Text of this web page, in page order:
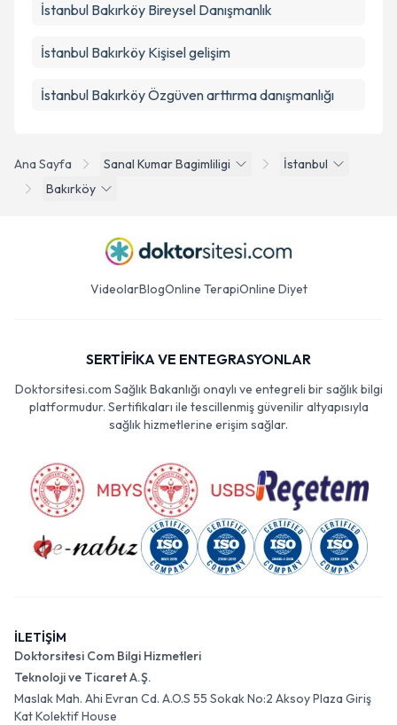
Ana Sayfa Sanal Kumar Bagimliligi
İstanbul
Bakırköy
İstanbul Bakırköy Bireysel Danışmanlık
İstanbul Bakırköy Kişisel gelişim
İstanbul Bakırköy Özgüven arttırma danışmanlığı
VideolarBlogOnline TerapiOnline Diyet
SERTİFİKA VE ENTEGRASYONLAR
Doktorsitesi.com Sağlık Bakanlığı onaylı ve entegreli bir sağlık bilgi
platformudur. Sertifikaları ile tescillenmiş güvenilir altyapısıyla
sağlık hizmetlerine erişim sağlar.
İLETİŞİM
Doktorsitesi Com Bilgi Hizmetleri
Teknoloji ve Ticaret A.Ş.
Maslak Mah. Ahi Evran Cd. A.O.S 55 Sokak No:2 Aksoy Plaza Giriş
Kat Kolektif House